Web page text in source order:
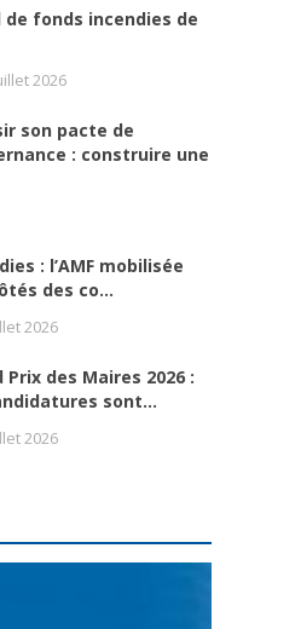
de fonds incendies de
2026
son pacte de
: construire une
: l’AMF mobilisée
des co...
2026
Prix des Maires 2026 :
sont...
2026